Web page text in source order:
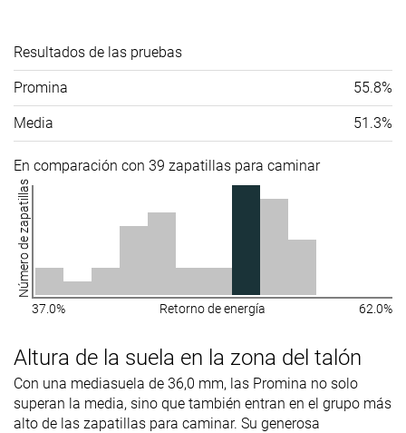
Resultados de las pruebas
Promina 55.8%
Media 51.3%
En comparación con 39 zapatillas para caminar
Número de zapatillas
37.0% Retorno de energía 62.0%
Altura de la suela en la zona del talón
Con una mediasuela de 36,0 mm, las Promina no solo
superan la media, sino que también entran en el grupo más
alto de las zapatillas para caminar. Su generosa